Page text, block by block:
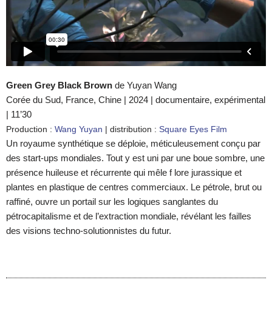
Green Grey Black Brown de Yuyan Wang
Corée du Sud, France, Chine | 2024 | documentaire, expérimental
| 11’30
Production : Wang Yuyan | distribution : Square Eyes Film
Un royaume synthétique se déploie, méticuleusement conçu par
des start-ups mondiales. Tout y est uni par une boue sombre, une
présence huileuse et récurrente qui mêle f lore jurassique et
plantes en plastique de centres commerciaux. Le pétrole, brut ou
raffiné, ouvre un portail sur les logiques sanglantes du
pétrocapitalisme et de l’extraction mondiale, révélant les failles
des visions techno-solutionnistes du futur.